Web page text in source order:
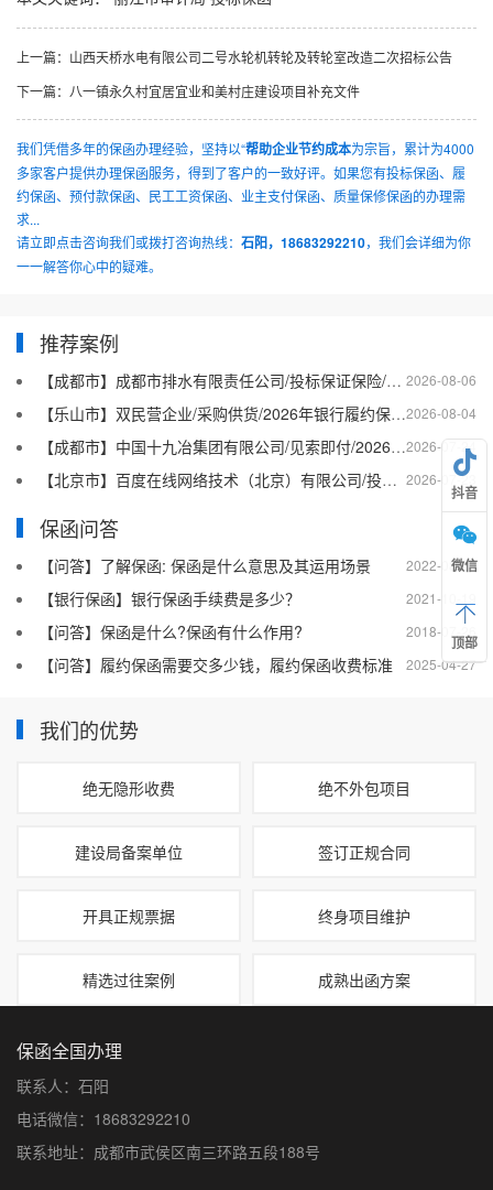
上一篇： 山西天桥水电有限公司二号水轮机转轮及转轮室改造二次招标公告
下一篇： 八一镇永久村宜居宜业和美村庄建设项目补充文件
我们凭借多年的保函办理经验，坚持以“帮助企业节约成本为宗旨，累计为4000
多家客户提供办理保函服务，得到了客户的一致好评。如果您有投标保函、履
约保函、预付款保函、民工工资保函、业主支付保函、质量保修保函的办理需
求...
请立即点击咨询我们或拨打咨询热线： 石阳，18683292210，我们会详细为你
一一解答你心中的疑难。
推荐案例
2026-08-06
【成都市】成都市排水有限责任公司/投标保证保险/2026银行投标保函十三
2026-08-04
【乐山市】双民营企业/采购供货/2026年银行履约保函四十二
2026-07-24
【成都市】中国十九冶集团有限公司/见索即付/2026年银行履约保函四十一
2026-07-23
【北京市】百度在线网络技术（北京）有限公司/投标保函/2026银行投标保函十二
保函问答
2022-08-20
【问答】了解保函: 保函是什么意思及其运用场景
2021-10-19
【银行保函】银行保函手续费是多少？
2018-07-26
【问答】保函是什么?保函有什么作用?
2025-04-27
【问答】履约保函需要交多少钱，履约保函收费标准
我们的优势
绝无隐形收费 绝不外包项目
建设局备案单位 签订正规合同
开具正规票据 终身项目维护
精选过往案例 成熟出函方案
保函全国办理
联系人：石阳
电话微信：18683292210
联系地址：成都市武侯区南三环路五段188号
抖音
微信
顶部